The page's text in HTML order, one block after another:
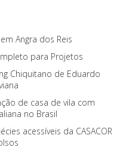
Angra dos Reis
para Projetos
Chiquitano de Eduardo
de casa de vila com
no Brasil
acessíveis da CASACOR